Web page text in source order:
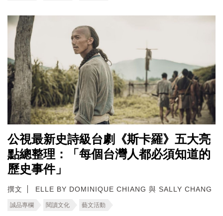
公視最新史詩級台劇《斯卡羅》五大亮
點總整理：「每個台灣人都必須知道的
歷史事件」
撰文 ELLE BY DOMINIQUE CHIANG 與 SALLY CHANG
誠品專欄 閱讀文化 藝文活動